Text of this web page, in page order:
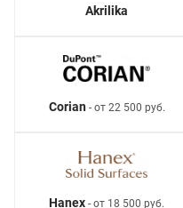
Akrilika
Corian- от 22 500 руб.
Hanex - от 18 500 руб.